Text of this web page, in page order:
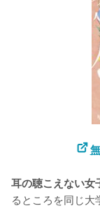
耳の聴こえない女
るところを同じ大